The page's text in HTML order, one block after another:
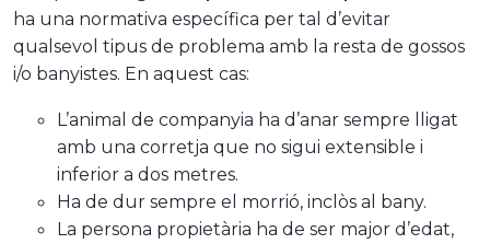
ha una normativa específica per tal d’evitar
qualsevol tipus de problema amb la resta de gossos
i/o banyistes. En aquest cas:
L’animal de companyia ha d’anar sempre lligat
amb una corretja que no sigui extensible i
inferior a dos metres.
Ha de dur sempre el morrió, inclòs al bany.
La persona propietària ha de ser major d’edat,